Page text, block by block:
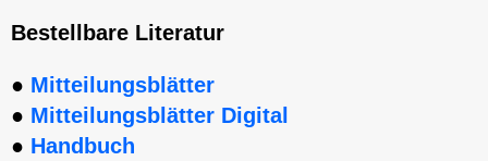
Bestellbare Literatur
● Mitteilungsblätter
● Mitteilungsblätter Digital
● Handbuch